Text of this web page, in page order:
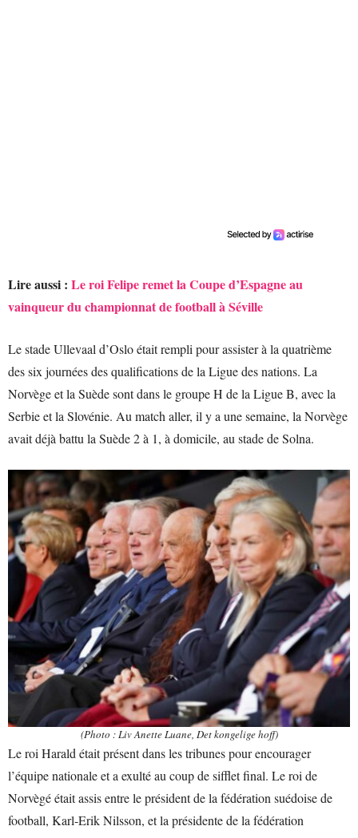
Lire aussi : Le roi Felipe remet la Coupe d’Espagne au
vainqueur du championnat de football à Séville
Le stade Ullevaal d’Oslo était rempli pour assister à la quatrième
des six journées des qualifications de la Ligue des nations. La
Norvège et la Suède sont dans le groupe H de la Ligue B, avec la
Serbie et la Slovénie. Au match aller, il y a une semaine, la Norvège
avait déjà battu la Suède 2 à 1, à domicile, au stade de Solna.
(Photo : Liv Anette Luane, Det kongelige hoff)
Le roi Harald était présent dans les tribunes pour encourager
l’équipe nationale et a exulté au coup de sifflet final. Le roi de
Norvègé était assis entre le président de la fédération suédoise de
football, Karl-Erik Nilsson, et la présidente de la fédération